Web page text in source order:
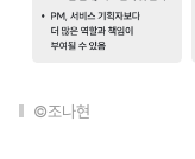
©조나현